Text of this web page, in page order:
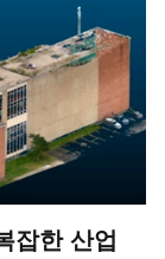
잡한 산업